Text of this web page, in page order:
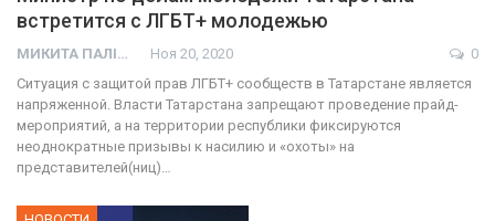
встретится с ЛГБТ+ молодежью
МИКИТА ПАЛІЙ Ноя 20, 2020
0
Ситуация с защитой прав ЛГБТ+ сообществ в Татарстане является
напряженной. Власти Татарстана запрещают проведение прайд-
мероприятий, а на территории республики фиксируются
неоднократные призывы к насилию и «охоты» на
представителей(ниц)…